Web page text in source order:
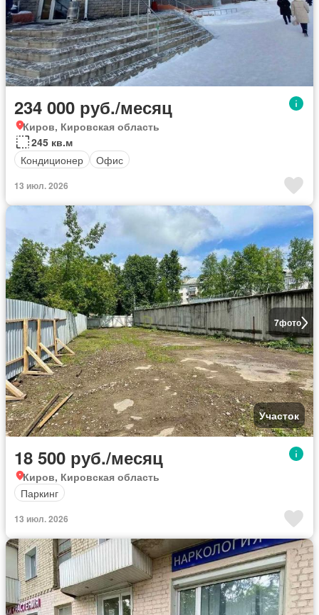
234 000 руб./месяц
Киров, Кировская область
245 кв.м
Кондиционер
Офис
13 июл. 2026
7фото
Участок
18 500 руб./месяц
Киров, Кировская область
Паркинг
13 июл. 2026